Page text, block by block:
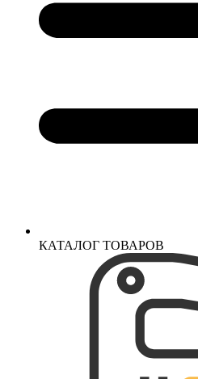
КАТАЛОГ ТОВАРОВ